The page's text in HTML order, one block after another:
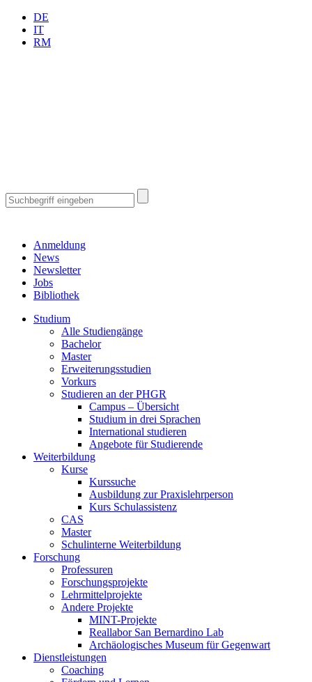
DE
IT
RM
Anmeldung
News
Newsletter
Jobs
Bibliothek
Studium
Alle Studiengänge
Bachelor
Master
Erweiterungsstudien
Vorkurs
Studieren an der PHGR
Campus – Übersicht
Studium in drei Sprachen
International studieren
Angebote für Studierende
Weiterbildung
Kurse
Kurssuche
Ausbildung zur Praxislehrperson
Kurs Schulassistenz
CAS
Master
Schulinterne Weiterbildung
Forschung
Professuren
Forschungsprojekte
Lehrmittelprojekte
Andere Projekte
MINT-Projekte
Reallabor San Bernardino Lab
Archäologisches Museum für Gegenwart
Dienstleistungen
Coaching